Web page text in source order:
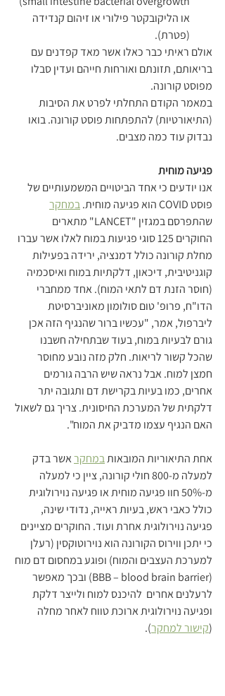
או הליקובקטר פילורי או זיהום קנדידה
(פטרת).
אולם ראיתי כבר כאלו אשר מאד קפדנים עם
בריאותם, תזונתם ואורחות חייהם ועדין סבלו
מפוסט קורונה.
במאמר הקודם התחלתי לפרט את הסיבות
(התיאורטיות) להתפתחות פוסט קורונה. בואו
נבדוק עוד כמה מצבים.
פגיעה מוחית
אנו יודעים כי אחד הביטויים המשמעותיים של
פוסט COVID הוא פגיעה מוחית.
במחקר
שהתפרסם במגזין "LANCET" מתארים
החוקרים 125 סוגי פגיעות במוח לאלו אשר עברו
מחלת קורונה כולל דמנציה, ירידה בפעילות
קוגניטיבית, דיכאון, דלקתיות במוח ואיסכמיה
(חוסר הזנת דם לתאי המוח). אחד ממחברי
הדו"ח, פרופ' טום סולומון מאוניברסיטת
ליברפול, אמר, "עכשיו ברור שהנגיף הזה אכן
גורם לבעיות במוח, בעוד שבתחילה חשבנו
שהכל קשור לריאות. חלק מזה נובע מחוסר
חמצן למוח. אבל נראה שיש הרבה גורמים
אחרים, כמו בעיות בקרישת דם ותגובה יתר
דלקתית של המערכת החיסונית. צריך גם לשאול
האם הנגיף עצמו מדביק את המוח".
אחת התיאוריות המובאות במחקר אשר בדק
למעלה מ-800 חולי קורונה, ציין כי למעלה
מ-50% חוו פגיעה מוחית או פגיעה נוירולוגית
כולל כאבי ראש, בעיות ראייה, נדודי שינה,
פגיעה נוירולוגית אחרת ועוד. החוקרים מציינים
כי יתכן ווירוס הקורונה הוא נוירוטוקסין (רעלן
למערכת העצבים והמוח) ופוגע במחסום דם מוח
(BBB – blood brain barrier) ובכך מאפשר
לרעלנים אחרים  להיכנס למוח ולייצר דלקת
ופגיעה נוירולוגית ארוכת טווח לאחר מחלה
(קישור למחקר).